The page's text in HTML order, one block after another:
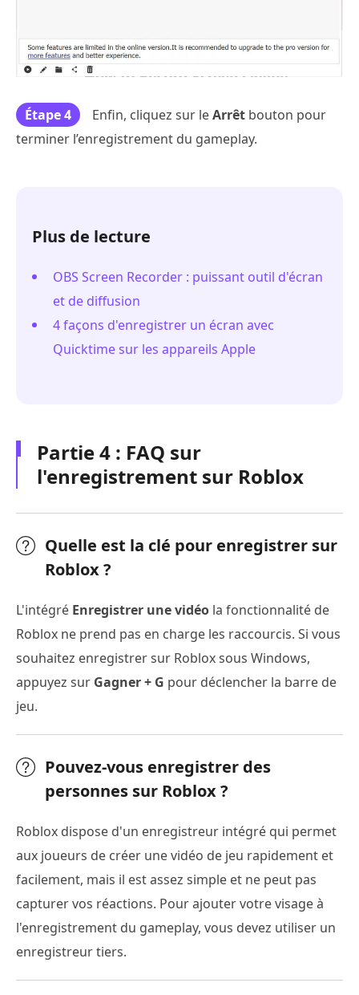
Étape 4 Enfin, cliquez sur leArrêt bouton pour
terminer l’enregistrement du gameplay.
Plus de lecture
OBS Screen Recorder : puissant outil d'écran
et de diffusion
4 façons d'enregistrer un écran avec
Quicktime sur les appareils Apple
Partie 4 : FAQ sur
l'enregistrement sur Roblox
Quelle est la clé pour enregistrer sur
Roblox ?
L'intégré Enregistrer une vidéo la fonctionnalité de
Roblox ne prend pas en charge les raccourcis. Si vous
souhaitez enregistrer sur Roblox sous Windows,
appuyez sur Gagner + G pour déclencher la barre de
jeu.
Pouvez-vous enregistrer des
personnes sur Roblox ?
Roblox dispose d'un enregistreur intégré qui permet
aux joueurs de créer une vidéo de jeu rapidement et
facilement, mais il est assez simple et ne peut pas
capturer vos réactions. Pour ajouter votre visage à
l'enregistrement du gameplay, vous devez utiliser un
enregistreur tiers.